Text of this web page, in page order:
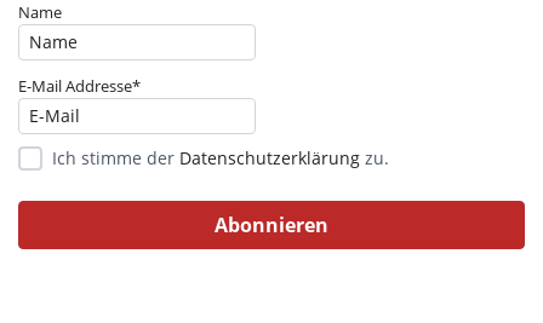
Name
E-Mail Addresse*
Ich stimme der Datenschutzerklärung zu.